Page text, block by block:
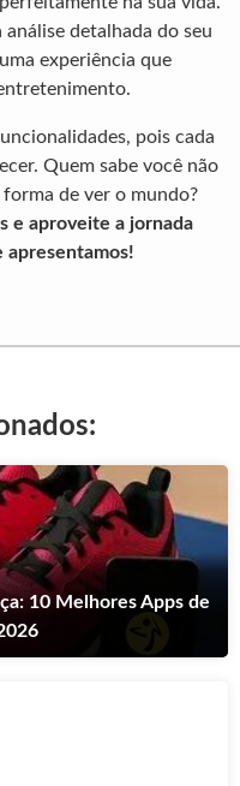
detalhada do seu
experiência que
pois cada
Quem sabe você não
de ver o mundo?
e aproveite a jornada
apresentamos!
10 Melhores Apps de